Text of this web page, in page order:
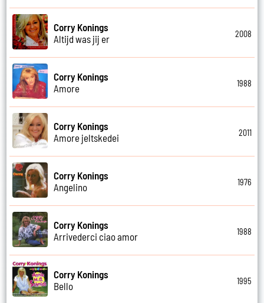
Corry Konings
Altijd was jij er
2008
Corry Konings
Amore
1988
Corry Konings
Amore jeltskedei
2011
Corry Konings
Angelino
1976
Corry Konings
Arrivederci ciao amor
1988
Corry Konings
Bello
1995